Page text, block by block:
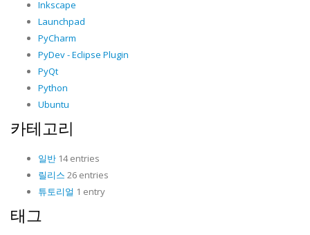
Inkscape
Launchpad
PyCharm
PyDev - Eclipse Plugin
PyQt
Python
Ubuntu
카테고리
일반 14 entries
릴리스 26 entries
튜토리얼 1 entry
태그